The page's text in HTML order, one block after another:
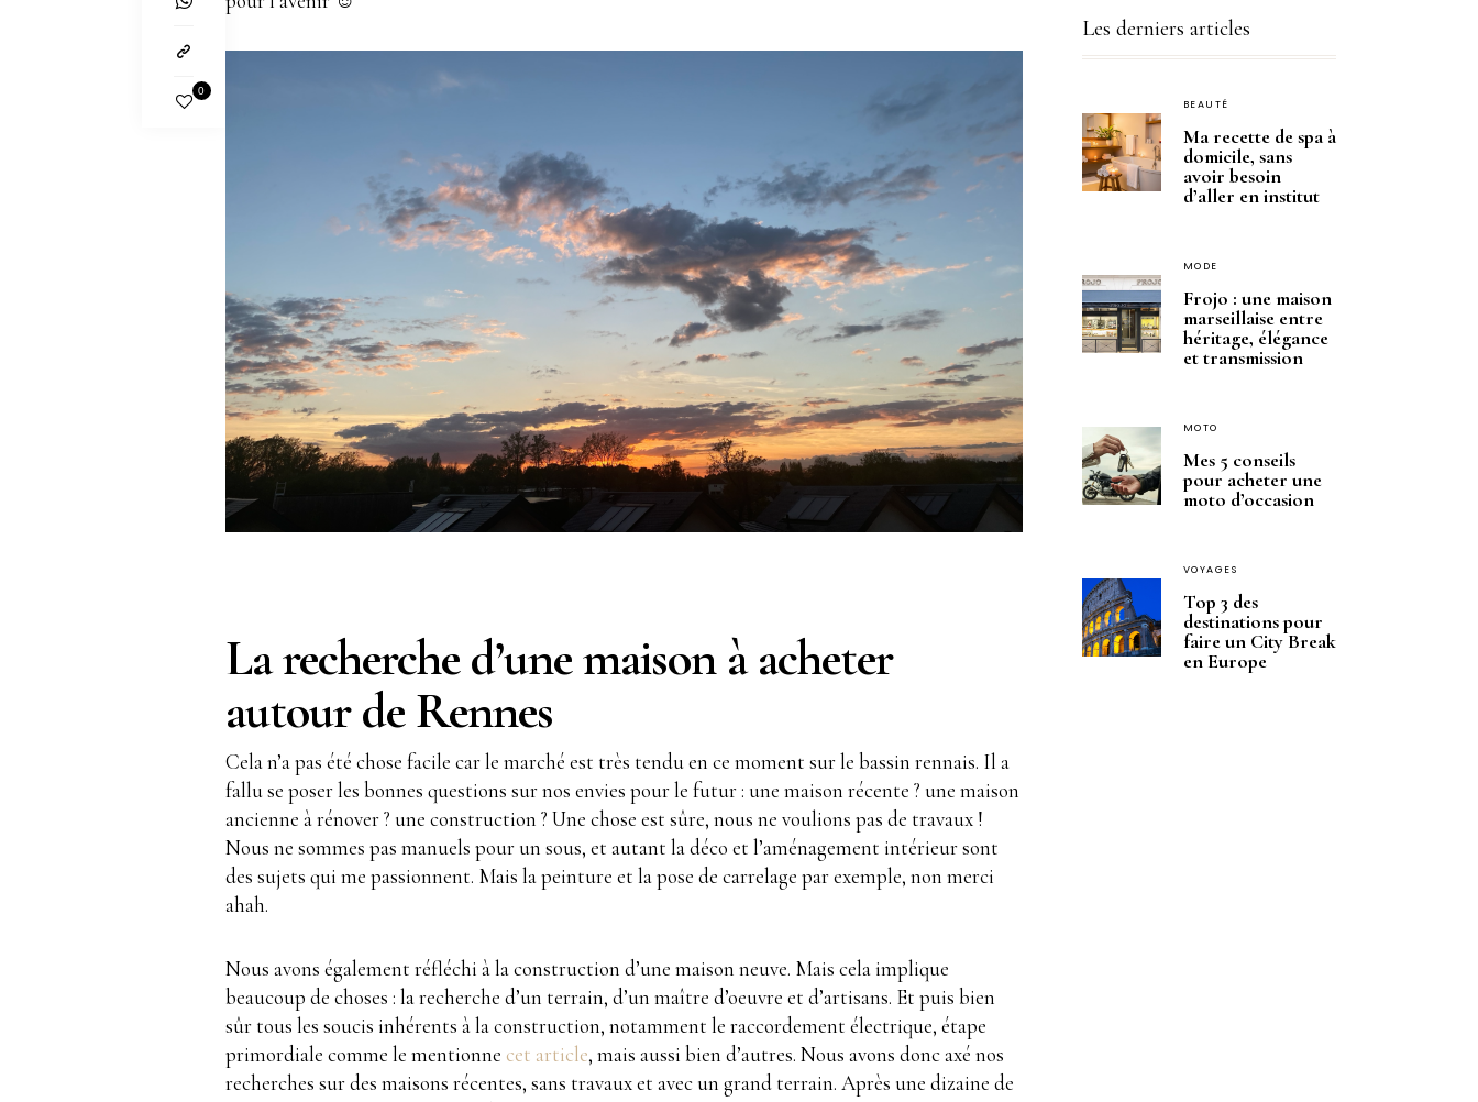
0
La recherche d’une maison à acheter
autour de Rennes
Cela n’a pas été chose facile car le marché est très tendu en ce moment sur le bassin rennais. Il a
fallu se poser les bonnes questions sur nos envies pour le futur : une maison récente ? une maison
ancienne à rénover ? une construction ? Une chose est sûre, nous ne voulions pas de travaux !
Nous ne sommes pas manuels pour un sous, et autant la déco et l’aménagement intérieur sont
des sujets qui me passionnent. Mais la peinture et la pose de carrelage par exemple, non merci
ahah.
Nous avons également réfléchi à la construction d’une maison neuve. Mais cela implique
beaucoup de choses : la recherche d’un terrain, d’un maître d’oeuvre et d’artisans. Et puis bien
sûr tous les soucis inhérents à la construction, notamment le raccordement électrique, étape
primordiale comme le mentionne cet article, mais aussi bien d’autres. Nous avons donc axé nos
recherches sur des maisons récentes, sans travaux et avec un grand terrain. Après une dizaine de
Les derniers articles
BEAUTÉ
Ma recette de spa à
domicile, sans
avoir besoin
d’aller en institut
MODE
Frojo : une maison
marseillaise entre
héritage, élégance
et transmission
MOTO
Mes 5 conseils
pour acheter une
moto d’occasion
VOYAGES
Top 3 des
destinations pour
faire un City Break
en Europe